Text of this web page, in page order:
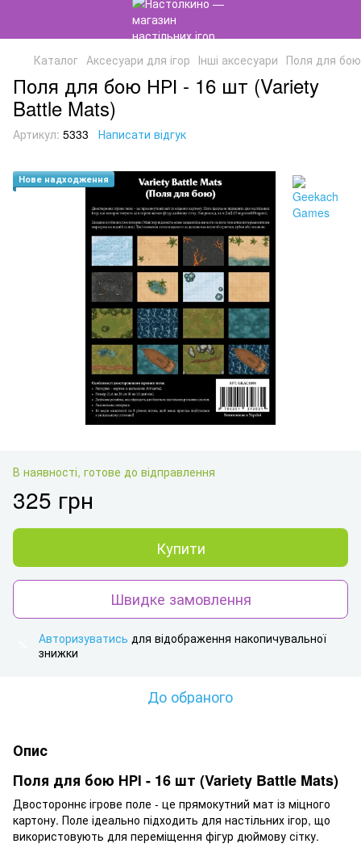
Каталог Аксесуари для ігор Інші аксесуари Поля для
Поля для бою НРІ - 16 шт (Variety
Battle Mats)
Артикул: 5333 Написати відгук
Нове надходження
В наявності, готове до відправлення
325 грн
Купити
Швидке замовлення
Авторизуватись для відображення накопичувальної
знижки
До обраного
Опис
Поля для бою НРІ - 16 шт (Variety Battle Mats)
Двостороннє ігрове поле - це прямокутний мат із міцного
картону. Поле ідеально підходить для настільних ігор, що
використовують для переміщення фігур дюймову сітку.